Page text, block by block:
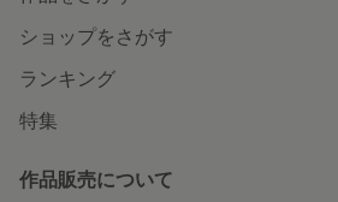
ショップをさがす
ランキング
特集
作品販売について